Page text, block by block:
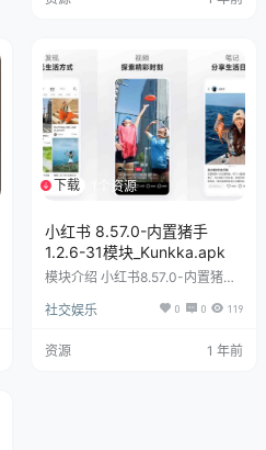
间，简直不要太良心了。 软件截
下载 1个资源
小红书 8.57.0-内置猪手
1.2.6-31模块_Kunkka.apk
模块介绍 小红书8.57.0-内置猪手
书官方版本基础上进行了拓展，内
不仅能像在官方版一样浏览海量生
社交娱乐 0 0 119
资源 1 年前